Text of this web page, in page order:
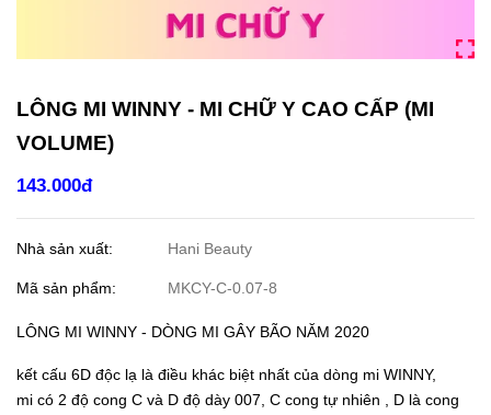
LÔNG MI WINNY - MI CHỮ Y CAO CẤP (MI
VOLUME)
143.000đ
Nhà sản xuất: Hani Beauty
Mã sản phẩm: MKCY-C-0.07-8
LÔNG MI WINNY - DÒNG MI GÂY BÃO NĂM 2020
kết cấu 6D độc lạ là điều khác biệt nhất của dòng mi WINNY,
mi có 2 độ cong C và D độ dày 007, C cong tự nhiên , D là cong